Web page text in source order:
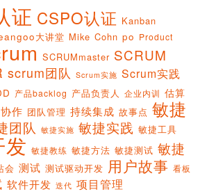
证 CSPO认证 Kanban
大讲堂 Mike Cohn po Product
SCRUMmaster SCRUM
scrum团队 Scrum实施 Scrum实践
产品backlog 产品负责人 企业内训 估算
作 团队管理 持续集成 故事点 敏捷
团队 敏捷实施 敏捷实践 敏捷工具
敏捷教练 敏捷方法 敏捷测试 敏捷
会 测试 测试驱动开发 用户故事 看板
软件开发 迭代 项目管理